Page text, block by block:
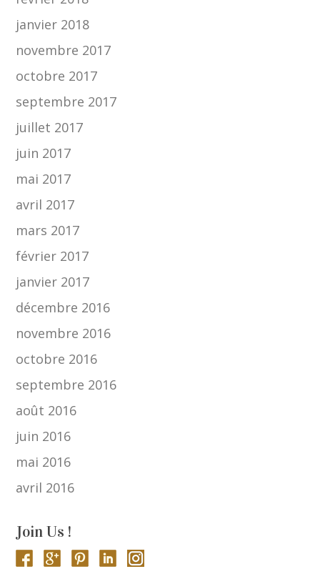
janvier 2018
novembre 2017
octobre 2017
septembre 2017
juillet 2017
juin 2017
mai 2017
avril 2017
mars 2017
février 2017
janvier 2017
décembre 2016
novembre 2016
octobre 2016
septembre 2016
août 2016
juin 2016
mai 2016
avril 2016
Join Us !